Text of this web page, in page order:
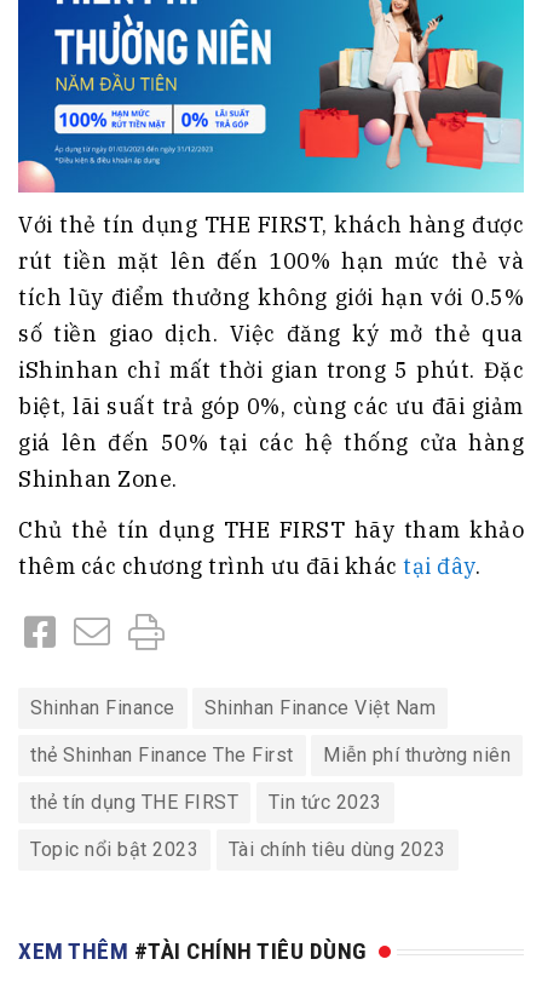
Với thẻ tín dụng THE FIRST, khách hàng được
rút tiền mặt lên đến 100% hạn mức thẻ và
tích lũy điểm thưởng không giới hạn với 0.5%
số tiền giao dịch. Việc đăng ký mở thẻ qua
iShinhan chỉ mất thời gian trong 5 phút. Đặc
biệt, lãi suất trả góp 0%, cùng các ưu đãi giảm
giá lên đến 50% tại các hệ thống cửa hàng
Shinhan Zone.
Chủ thẻ tín dụng THE FIRST hãy tham khảo
thêm các chương trình ưu đãi khác tại đây.
Shinhan Finance Shinhan Finance Việt Nam
thẻ Shinhan Finance The First Miễn phí thường niên
thẻ tín dụng THE FIRST Tin tức 2023
Topic nổi bật 2023 Tài chính tiêu dùng 2023
XEM THÊM #TÀI CHÍNH TIÊU DÙNG